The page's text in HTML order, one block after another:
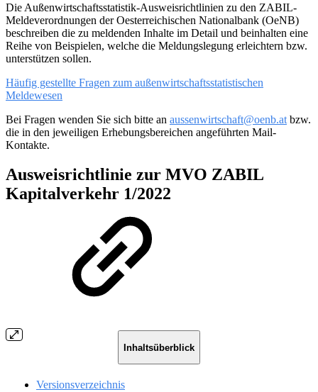
Die Außenwirtschaftsstatistik-Ausweisrichtlinien zu den ZABIL-
Meldeverordnungen der Oesterreichischen Nationalbank (OeNB)
beschreiben die zu meldenden Inhalte im Detail und beinhalten eine
Reihe von Beispielen, welche die Meldungslegung erleichtern bzw.
unterstützen sollen.
Häufig gestellte Fragen zum außenwirtschaftsstatistischen
Meldewesen
Bei Fragen wenden Sie sich bitte an aussenwirtschaft@oenb.at bzw.
die in den jeweiligen Erhebungsbereichen angeführten Mail-
Kontakte.
Ausweisrichtlinie zur MVO ZABIL
Kapitalverkehr 1/2022
Inhaltsüberblick
Versionsverzeichnis